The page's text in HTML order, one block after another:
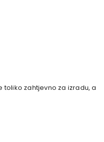
toliko zahtjevno za izradu, a